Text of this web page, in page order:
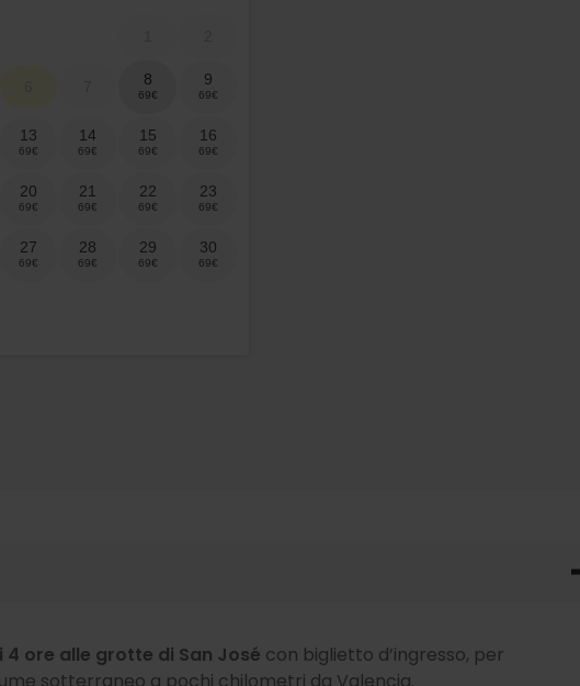
8 9
13 14 15 16
20 21 22 23
27 28 29 30
4 ore alle grotte di San José con biglietto d’ingresso, per